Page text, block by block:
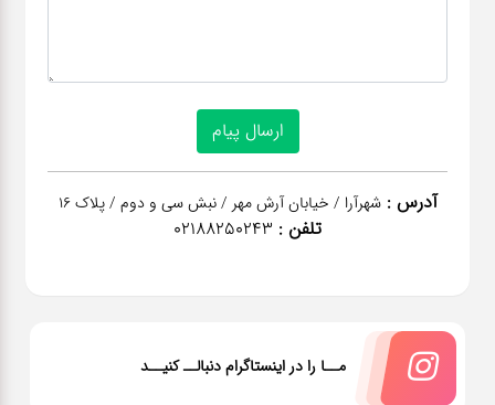
آدرس : شهرآرا / خیابان آرش مهر / نبش سی و دوم / پلاک 16
تلفن : 02188250243
مــا را در اینستاگرام دنبالــ کنیــد